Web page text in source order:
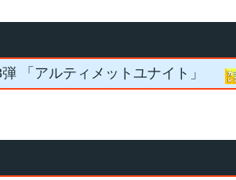
「アルティメットユナイト」